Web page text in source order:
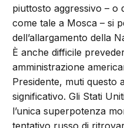
piuttosto aggressivo – o
come tale a Mosca – si
dell’allargamento della
È anche difficile
amministrazione
Presidente, muti questo
significativo. Gli Stati
l’unica superpotenza
tentativo russo di